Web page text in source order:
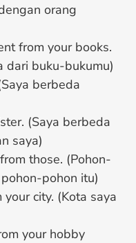
orang
from your books.
dari buku-bukumu)
berbeda
(Saya berbeda
saya)
those. (Pohon-
pohon itu)
city. (Kota saya
your hobby